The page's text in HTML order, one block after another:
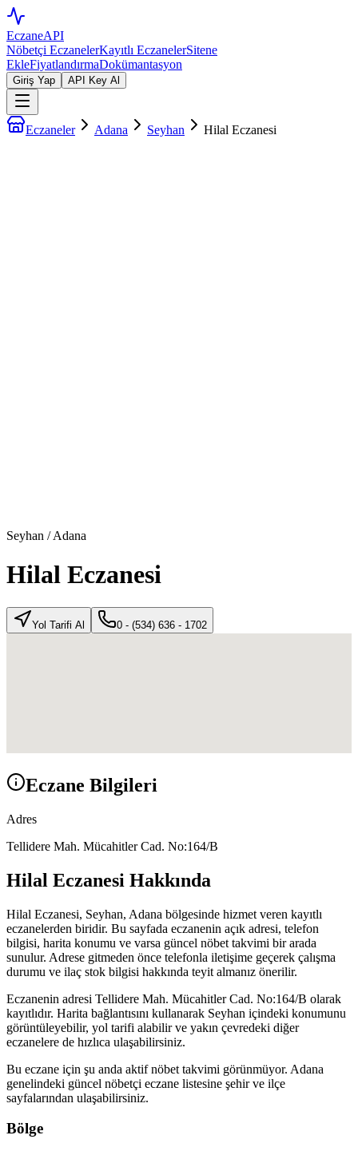
EczaneAPI
Nöbetçi EczanelerKayıtlı EczanelerSitene
EkleFiyatlandırmaDokümantasyon
Giriş Yap API Key Al
Eczaneler Adana Seyhan Hilal Eczanesi
Seyhan /Adana
Hilal Eczanesi
Yol Tarifi Al 0 - (534) 636 - 1702
Eczane Bilgileri
Adres
Tellidere Mah. Mücahitler Cad. No:164/B
Hilal Eczanesi Hakkında
Hilal Eczanesi, Seyhan, Adana bölgesinde hizmet veren kayıtlı
eczanelerden biridir. Bu sayfada eczanenin açık adresi, telefon
bilgisi, harita konumu ve varsa güncel nöbet takvimi bir arada
sunulur. Adrese gitmeden önce telefonla iletişime geçerek çalışma
durumu ve ilaç stok bilgisi hakkında teyit almanız önerilir.
Eczanenin adresi Tellidere Mah. Mücahitler Cad. No:164/B olarak
kayıtlıdır. Harita bağlantısını kullanarak Seyhan içindeki konumunu
görüntüleyebilir, yol tarifi alabilir ve yakın çevredeki diğer
eczanelere de hızlıca ulaşabilirsiniz.
Bu eczane için şu anda aktif nöbet takvimi görünmüyor. Adana
genelindeki güncel nöbetçi eczane listesine şehir ve ilçe
sayfalarından ulaşabilirsiniz.
Bölge